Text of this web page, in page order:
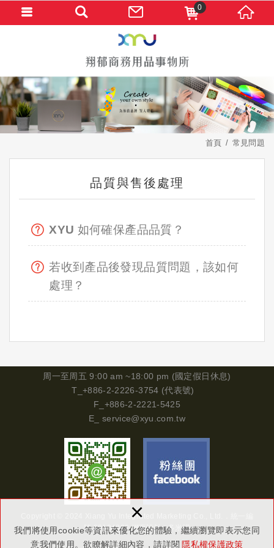
我們將使用cookie等資訊來優化您的體驗，繼續瀏覽即表示您同
意我們使用。欲瞭解詳細內容，請詳閱 隱私權保護政策
×
首頁 常見問題
品質與售後處理
XYU 如何確保產品品質？
若收到產品後發現品質問題，該如何
處理？
周一至周五 9:00 am ~18:00 pm (國定假日休息)
T_+886-2-2226-3754 (代表號)
F_+886-2-2221-5425
E_ service@xyu.com.tw
Copyright © 2024 Xiang Yu Integrated Marketing Co., Ltd.．
號29134302 網頁設計 : 多米諾
0